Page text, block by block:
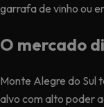
garrafa de vinho ou
O mercado
Monte Alegre do Sul
alvo com alto poder